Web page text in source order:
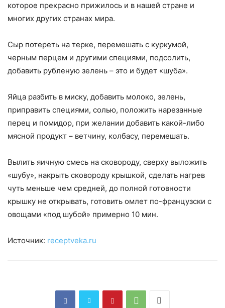
которое прекрасно прижилось и в нашей стране и
многих других странах мира.
Сыр потереть на терке, перемешать с куркумой,
черным перцем и другими специями, подсолить,
добавить рубленую зелень – это и будет «шуба».
Яйца разбить в миску, добавить молоко, зелень,
приправить специями, солью, положить нарезанные
перец и помидор, при желании добавить какой-либо
мясной продукт – ветчину, колбасу, перемешать.
Вылить яичную смесь на сковороду, сверху выложить
«шубу», накрыть сковороду крышкой, сделать нагрев
чуть меньше чем средней, до полной готовности
крышку не открывать, готовить омлет по-французски с
овощами «под шубой» примерно 10 мин.
Источник: receptveka.ru